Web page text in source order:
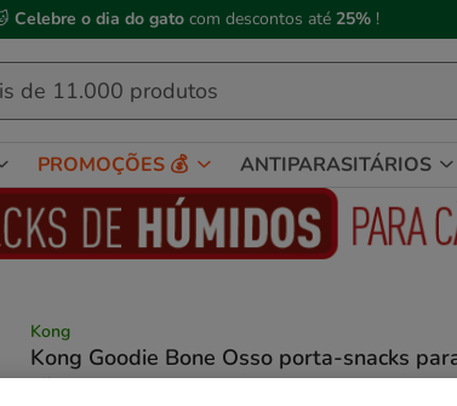
Celebre o dia do gato com descontos até 25% !
PROMOÇÕES 💰 ANTIPARASITÁRIOS
Kong
Kong Goodie Bone Osso porta-snacks
cães